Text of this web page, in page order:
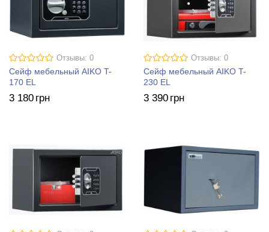
Отзывы: 0
Сейф мебельный AIKO T-
170 EL
3 180 грн
Отзывы: 0
Сейф мебельный AIKO T-
230 EL
3 390 грн